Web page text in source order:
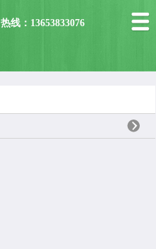
热线：13653833076